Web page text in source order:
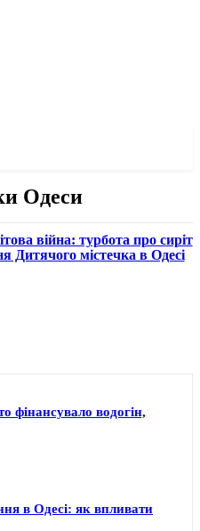
Одеси
війна: турбота про сиріт
Дитячого містечка в Одесі
фінансувало водогін,
в Одесі: як впливати